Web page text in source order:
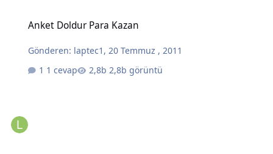
Anket Doldur Para Kazan
Gönderen: laptec1 ,20 Temmuz , 2011
1 cevap
2,8b görüntü